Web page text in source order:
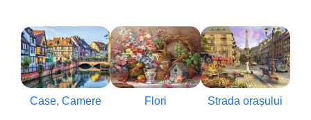
Case, Camere Flori Strada orașului